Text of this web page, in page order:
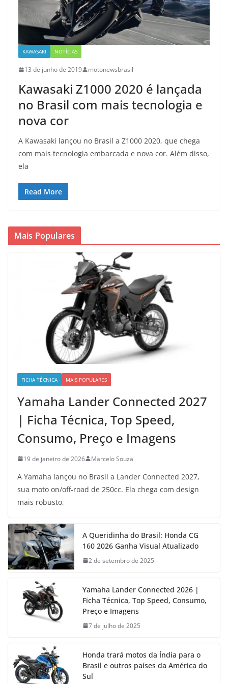
KAWASAKI NOTÍCIAS
13 de junho de 2019 motonewsbrasil
Kawasaki Z1000 2020 é lançada
no Brasil com mais tecnologia e
nova cor
A Kawasaki lançou no Brasil a Z1000 2020, que chega
com mais tecnologia embarcada e nova cor. Além disso,
ela
Read More
Mais Populares
FICHA TÉCNICA MAIS POPULARES
Yamaha Lander Connected 2027
| Ficha Técnica, Top Speed,
Consumo, Preço e Imagens
19 de janeiro de 2026 Marcelo Souza
A Yamaha lançou no Brasil a Lander Connected 2027,
sua moto on/off-road de 250cc. Ela chega com design
mais robusto,
A Queridinha do Brasil: Honda CG
160 2026 Ganha Visual Atualizado
2 de setembro de 2025
Yamaha Lander Connected 2026 |
Ficha Técnica, Top Speed, Consumo,
Preço e Imagens
7 de julho de 2025
Honda trará motos da Índia para o
Brasil e outros países da América do
Sul